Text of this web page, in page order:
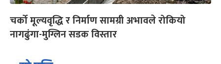
चर्को मूल्यवृद्धि र निर्माण सामग्री अभावले रोकियो
नागढुंगा-मुग्लिन सडक विस्तार